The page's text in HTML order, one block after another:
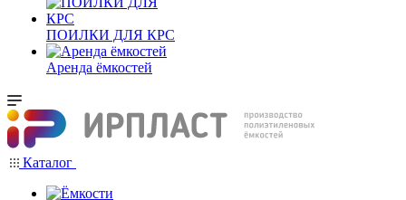
ПОИЛКИ ДЛЯ КРС
Аренда ёмкостей
Каталог